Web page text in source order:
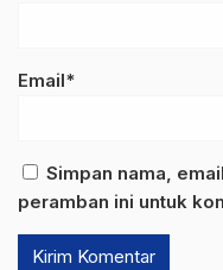
Email*
Simpan nama,
peramban ini untuk